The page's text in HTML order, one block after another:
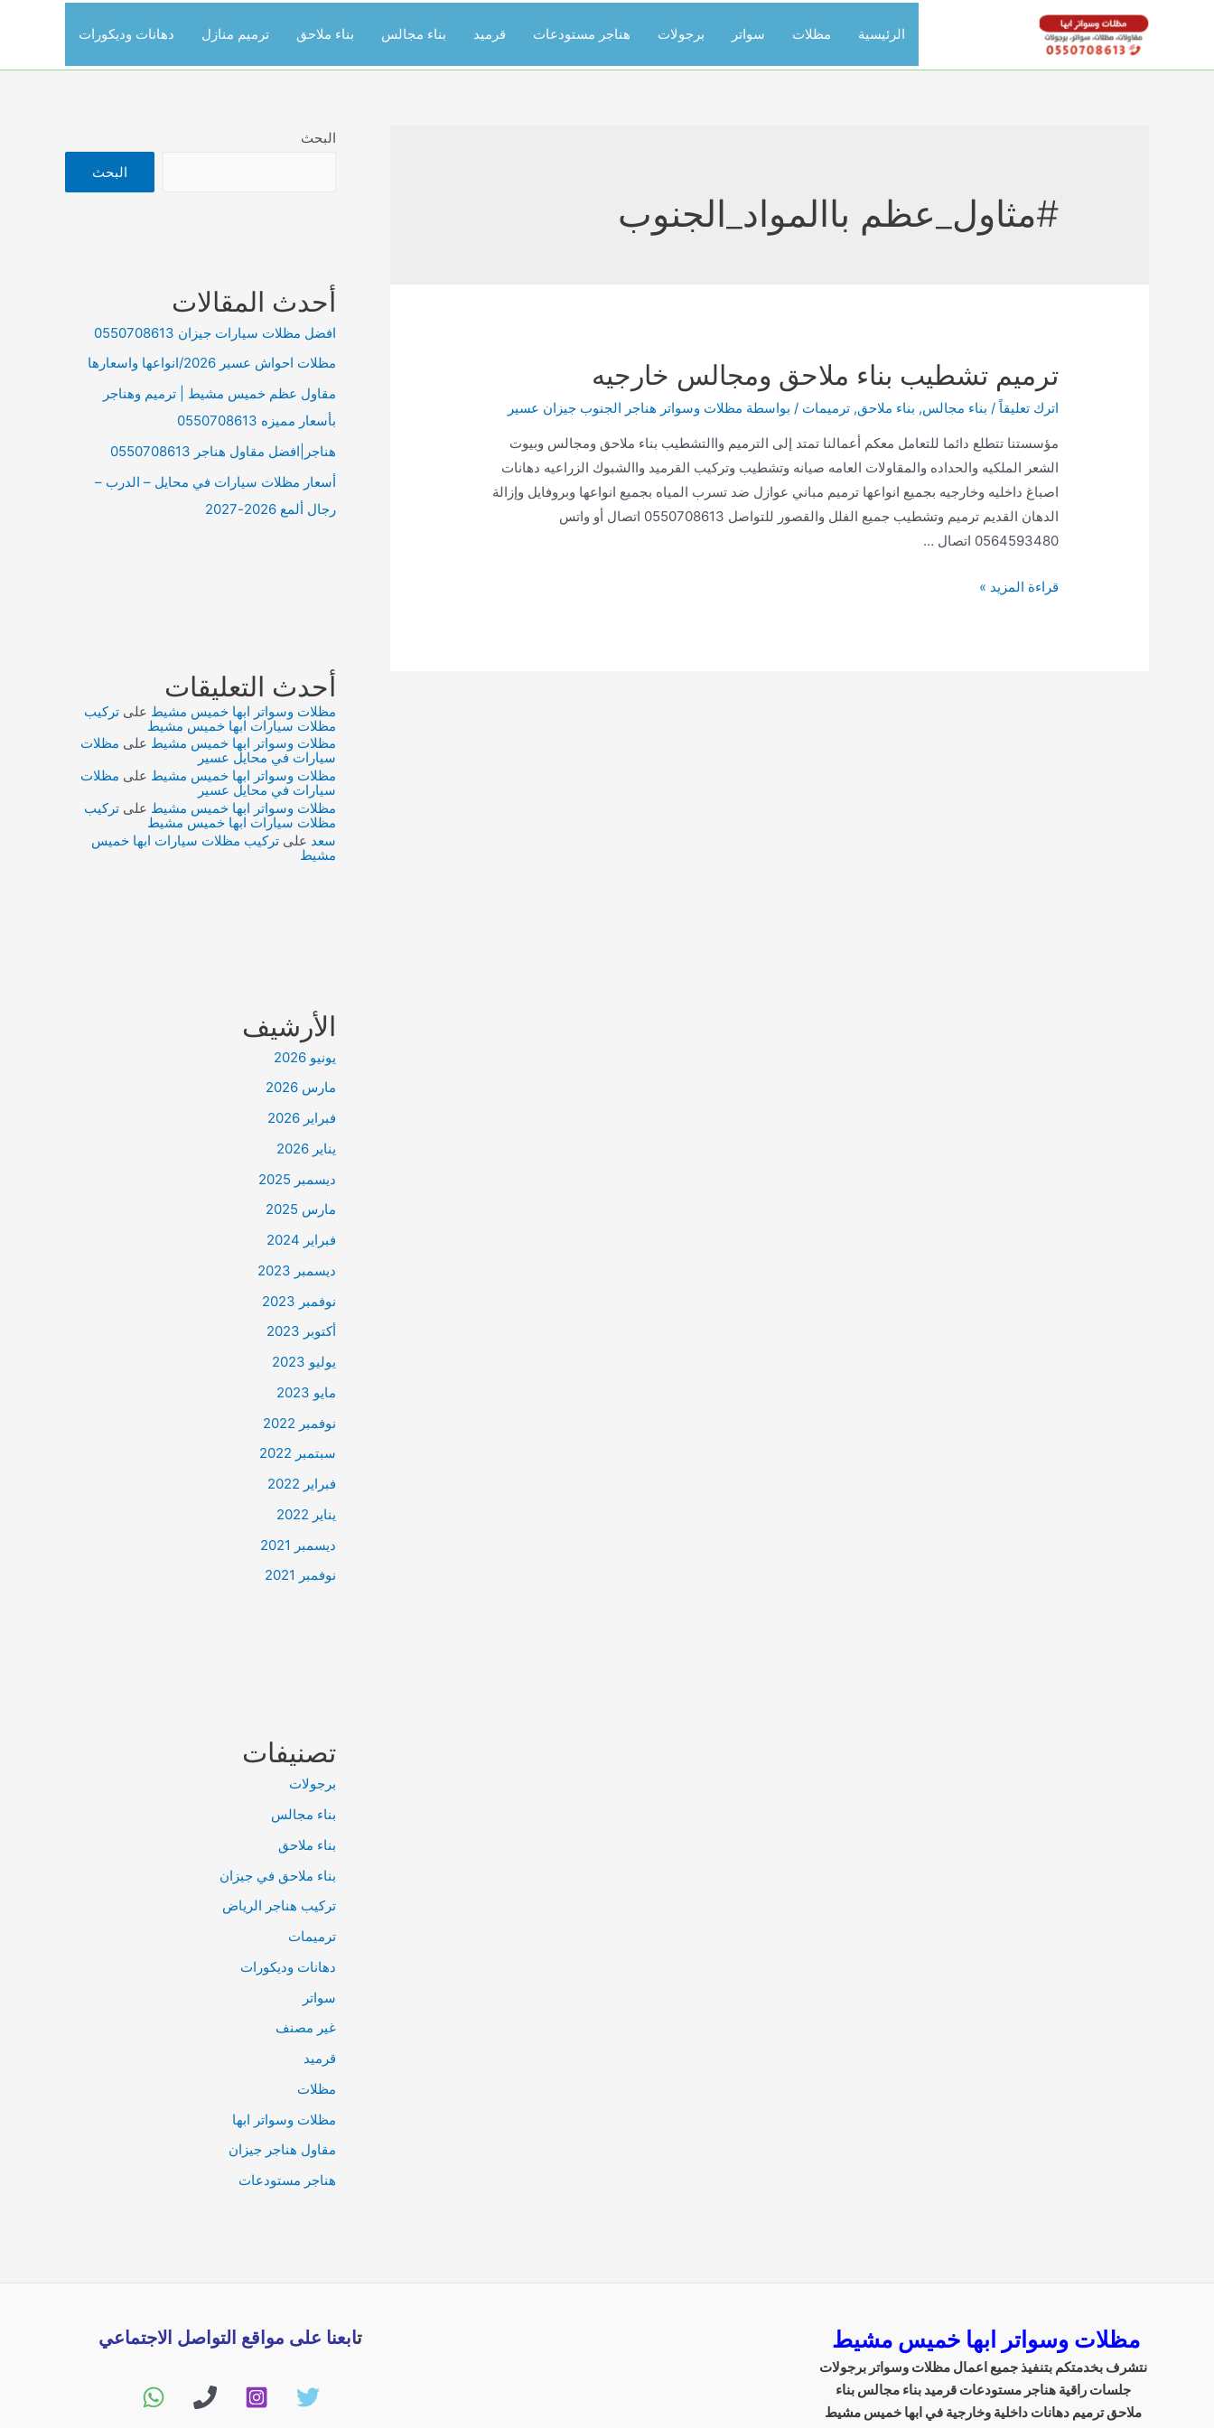
الرئيسية مظلات سواتر برجولات هناجر مستودعات قرميد بناء مجالس بناء ملاحق ترميم منازل دهانات وديكورات
#مثاول_عظم باالمواد_الجنوب
ترميم تشطيب بناء ملاحق ومجالس خارجيه
اترك تعليقاً / بناء مجالس, بناء ملاحق,ترميمات / بواسطة مظلات وسواتر هناجر الجنوب جيزان عسير
مؤسستنا تتطلع دائما للتعامل معكم أعمالنا تمتد إلى الترميم واالتشطيب بناء ملاحق ومجالس وبيوت
الشعر الملكيه والحداده والمقاولات العامه صيانه وتشطيب وتركيب القرميد واالشبوك الزراعيه دهانات
اصباغ داخليه وخارجيه بجميع انواعها ترميم مباني عوازل ضد تسرب المياه بجميع انواعها وبروفايل وإزالة
الدهان القديم ترميم وتشطيب جميع الفلل والقصور للتواصل 0550708613 اتصال أو واتس
0564593480 اتصال …
ترميم
قراءة المزيد »
البحث
البحث
أحدث المقالات
افضل مظلات سيارات جيزان 0550708613
مظلات احواش عسير 2026/انواعها واسعارها
مقاول عظم خميس مشيط | ترميم وهناجر
بأسعار مميزه 0550708613
هناجر|افضل مقاول هناجر 0550708613
أسعار مظلات سيارات في محايل – الدرب –
رجال ألمع 2026-2027
أحدث التعليقات
مظلات وسواتر ابها خميس مشيط على تركيب
مظلات سيارات ابها خميس مشيط
مظلات وسواتر ابها خميس مشيط على مظلات
سيارات في محايل عسير
مظلات وسواتر ابها خميس مشيط على مظلات
سيارات في محايل عسير
مظلات وسواتر ابها خميس مشيط على تركيب
مظلات سيارات ابها خميس مشيط
سعد على تركيب مظلات سيارات ابها خميس
مشيط
الأرشيف
يونيو 2026
مارس 2026
فبراير 2026
يناير 2026
ديسمبر 2025
مارس 2025
فبراير 2024
ديسمبر 2023
نوفمبر 2023
أكتوبر 2023
يوليو 2023
مايو 2023
نوفمبر 2022
سبتمبر 2022
فبراير 2022
يناير 2022
ديسمبر 2021
نوفمبر 2021
تصنيفات
برجولات
بناء مجالس
بناء ملاحق
بناء ملاحق في جيزان
تركيب هناجر الرياض
ترميمات
دهانات وديكورات
سواتر
غير مصنف
قرميد
مظلات
مظلات وسواتر ابها
مقاول هناجر جيزان
هناجر مستودعات
مظلات وسواتر ابها خميس مشيط
نتشرف بخدمتكم بتنفيذ جميع اعمال مظلات وسواتر برجولات
جلسات راقية هناجر مستودعات قرميد بناء مجالس بناء
ملاحق ترميم دهانات داخلية وخارجية في ابها خميس مشيط
تابعنا على مواقع التواصل الاجتماعي